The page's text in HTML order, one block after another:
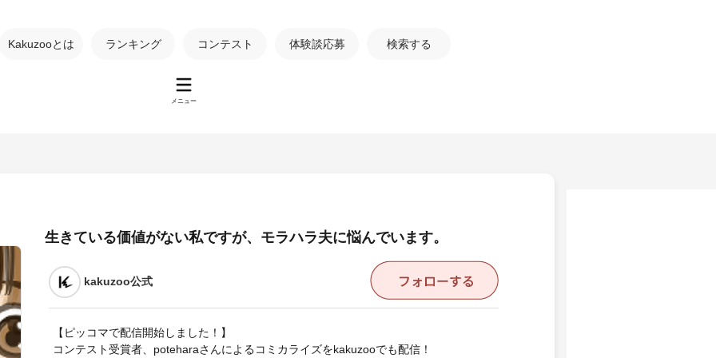
Kakuzooとは ランキング コンテスト 体験談応募 検索する
メニュー
生きている価値がない私ですが、モラハラ夫に悩んでいます。
kakuzoo公式
【ピッコマで配信開始しました！】
コンテスト受賞者、poteharaさんによるコミカライズをkakuzooでも配信！